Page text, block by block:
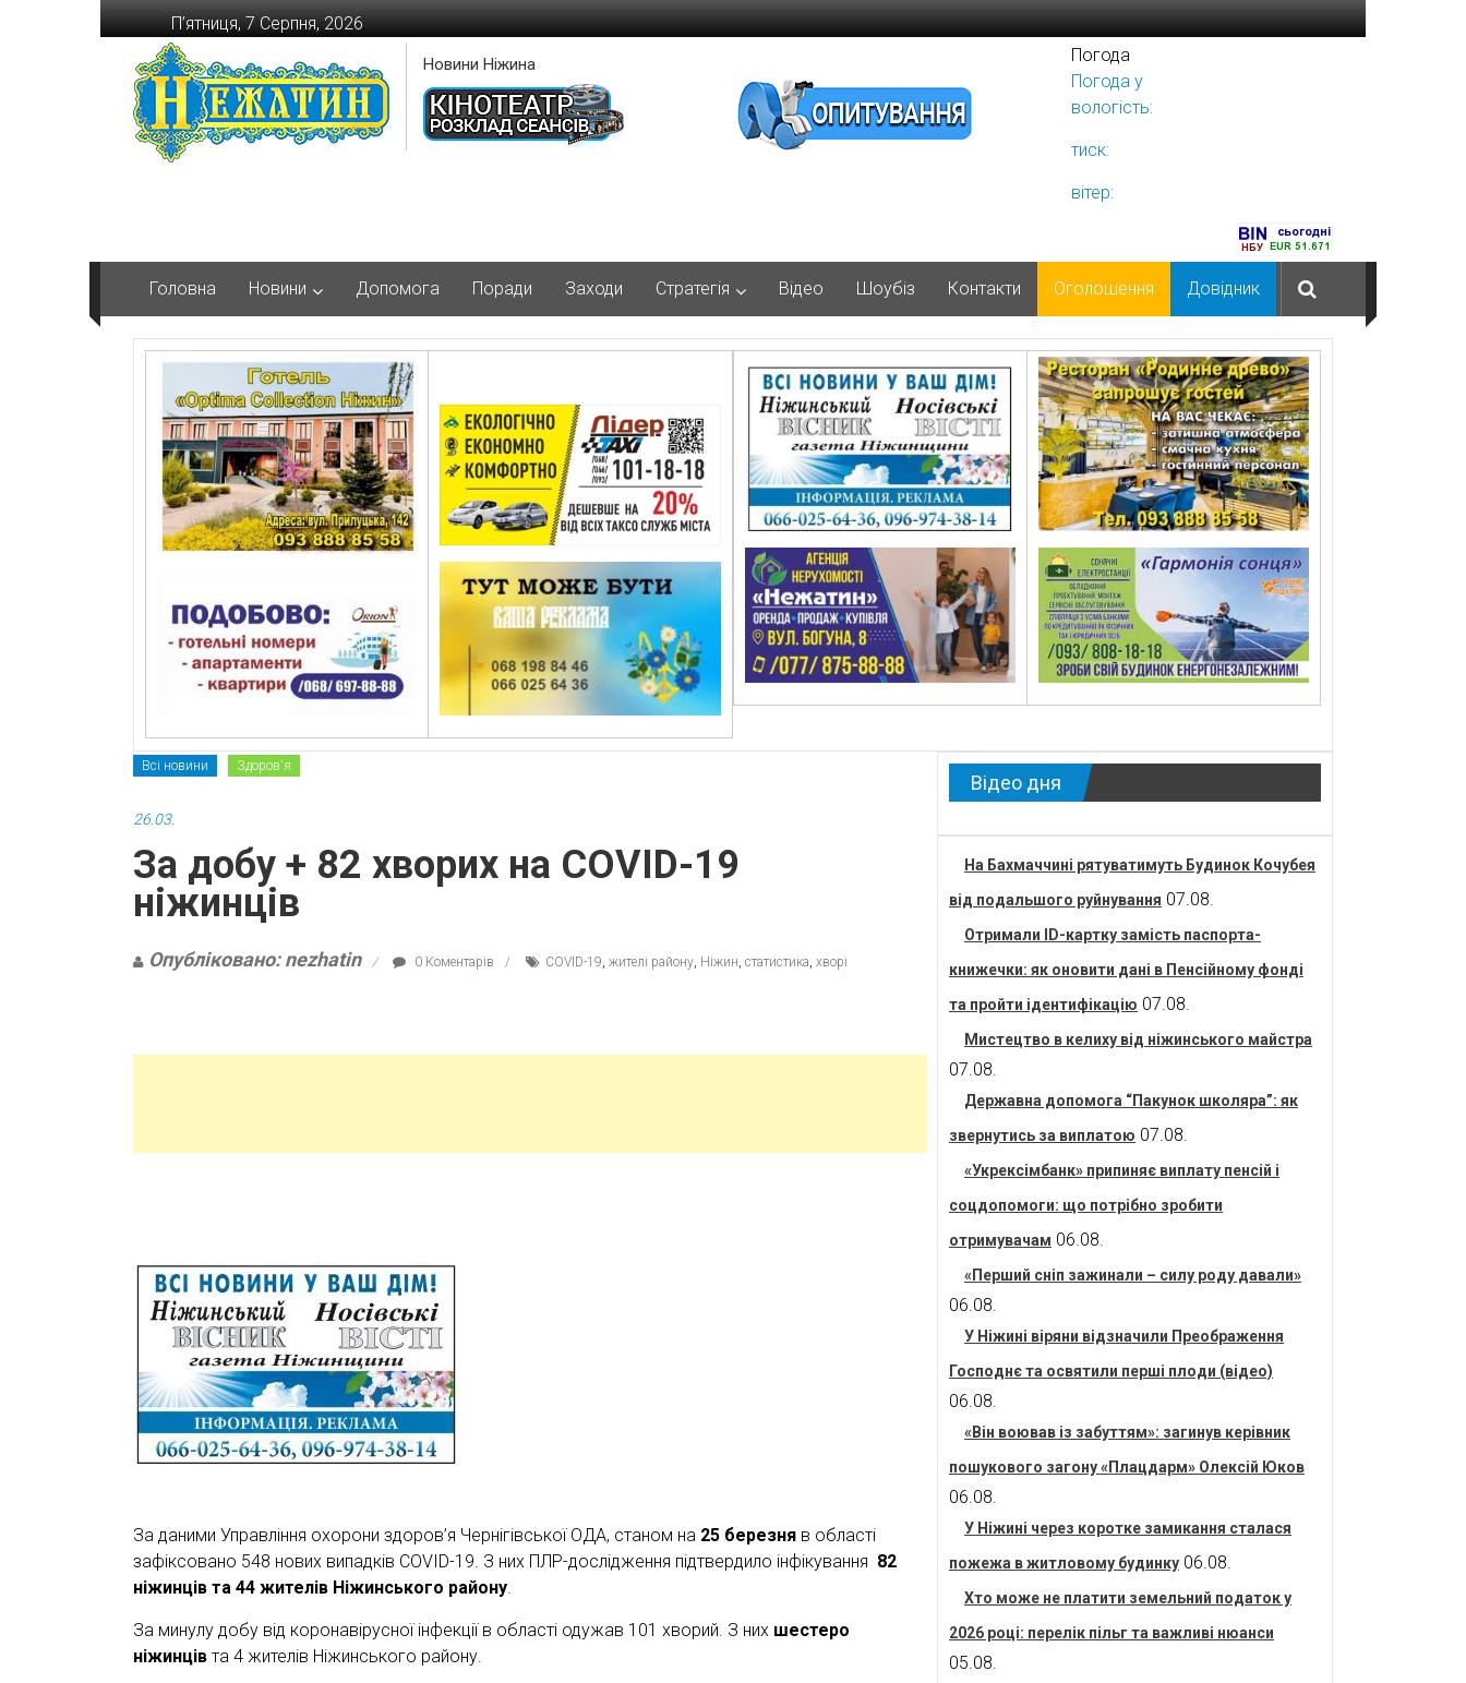
Перейти
до
вмісту
П’ятниця, 7 Серпня, 2026
Новини Ніжина
Погода
Погода у
вологість:
тиск:
вітер:
Головна Новини Допомога Поради Заходи Стратегія Відео Шоубіз Контакти Оголошення Довідник
Всі новини Здоров'я
26.03.
За добу + 82 хворих на COVID-19
ніжинців
Опубліковано: nezhatin 0 Коментарів COVID-19 жителі району Ніжин статистика хворі
За даними Управління охорони здоров’я Чернігівської ОДА, станом на 25 березня в області
зафіксовано 548 нових випадків COVID-19. З них ПЛР-дослідження підтвердило інфікування 82
ніжинців та 44 жителів Ніжинського району
За минулу добу від коронавірусної інфекції в області одужав 101 хворий. З них шестеро
ніжинців та 4 жителів Ніжинського району.
Відео дня
На Бахмаччині рятуватимуть Будинок Кочубея
від подальшого руйнування 07.08.
Отримали ID-картку замість паспорта-
книжечки: як оновити дані в Пенсійному фонді
та пройти ідентифікацію 07.08.
Мистецтво в келиху від ніжинського майстра
07.08.
Державна допомога “Пакунок школяра”: як
звернутись за виплатою 07.08.
«Укрексімбанк» припиняє виплату пенсій і
соцдопомоги: що потрібно зробити
отримувачам 06.08.
«Перший сніп зажинали – силу роду давали»
06.08.
У Ніжині віряни відзначили Преображення
Господнє та освятили перші плоди (відео)
06.08.
«Він воював із забуттям»: загинув керівник
пошукового загону «Плацдарм» Олексій Юков
06.08.
У Ніжині через коротке замикання сталася
пожежа в житловому будинку 06.08.
Хто може не платити земельний податок у
2026 році: перелік пільг та важливі нюанси
05.08.